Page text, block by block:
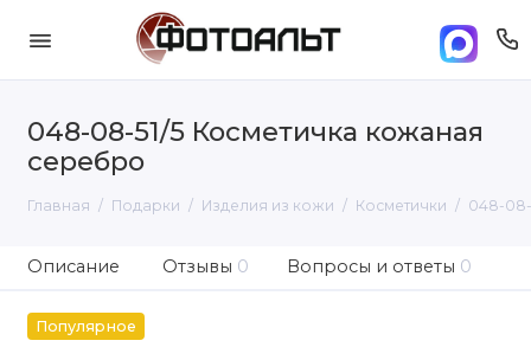
048-08-51/5 Косметичка кожаная
серебро
Главная Подарки Изделия из кожи Косметички 048-08-
Описание Отзывы 0 Вопросы и ответы 0
Популярное